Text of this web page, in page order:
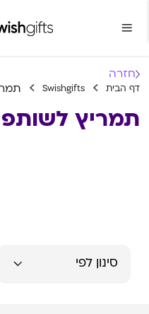
חזרה
דף הבית Swishgifts
תמריץ
סינון לפי